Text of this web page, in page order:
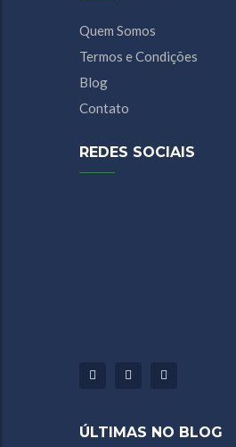
Quem Somos
Termos e Condições
Blog
Contato
REDES SOCIAIS
FacebookYoutube
ÚLTIMAS NO BLOG